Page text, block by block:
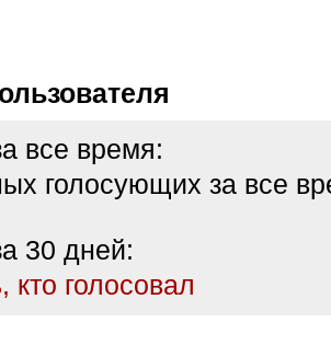
все время:
голосующих за все
30 дней:
кто голосовал